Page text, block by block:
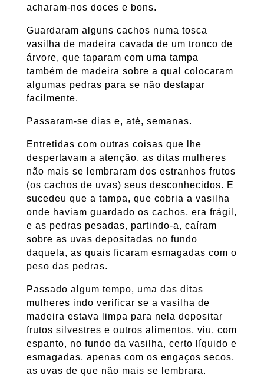
acharam-nos doces e bons.
Guardaram alguns cachos numa tosca
vasilha de madeira cavada de um tronco de
árvore, que taparam com uma tampa
também de madeira sobre a qual colocaram
algumas pedras para se não destapar
facilmente.
Passaram-se dias e, até, semanas.
Entretidas com outras coisas que lhe
despertavam a atenção, as ditas mulheres
não mais se lembraram dos estranhos frutos
(os cachos de uvas) seus desconhecidos. E
sucedeu que a tampa, que cobria a vasilha
onde haviam guardado os cachos, era frágil,
e as pedras pesadas, partindo-a, caíram
sobre as uvas depositadas no fundo
daquela, as quais ficaram esmagadas com o
peso das pedras.
Passado algum tempo, uma das ditas
mulheres indo verificar se a vasilha de
madeira estava limpa para nela depositar
frutos silvestres e outros alimentos, viu, com
espanto, no fundo da vasilha, certo líquido e
esmagadas, apenas com os engaços secos,
as uvas de que não mais se lembrara.